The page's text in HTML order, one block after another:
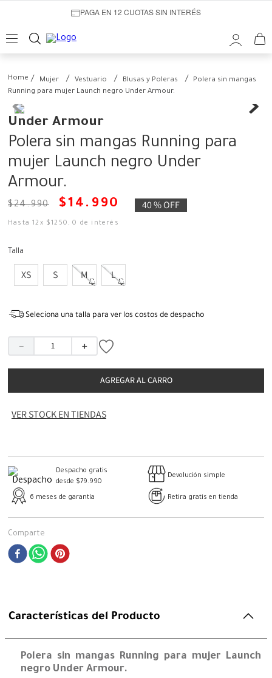
PAGA EN 12 CUOTAS SIN INTERÉS
Mujer Vestuario Blusas y Poleras
Polera sin mangas
Running para mujer Launch negro Under Armour.
Under Armour
Polera sin mangas Running para
mujer Launch negro Under
Armour.
$24.990 $14 . 990 40 %OFF
Hasta12 x $1250 ,0 de interés
Talla
XS S M L
Seleciona una talla para ver los costos de despacho
＋
－
AGREGAR AL CARRO
VER STOCK EN TIENDAS
Despacho gratis
desde $79.990
Devolución simple
6 meses de garantía Retira gratis en tienda
Comparte
Características del Producto
Polera sin mangas Running para mujer Launch
negro Under Armour.